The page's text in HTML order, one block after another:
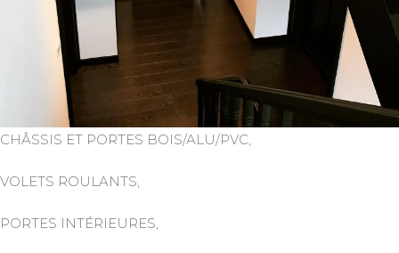
CHÂSSIS ET PORTES BOIS/ALU/PVC,
VOLETS ROULANTS,
PORTES INTÉRIEURES,